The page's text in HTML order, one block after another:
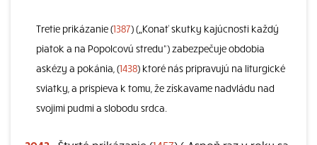
Tretie prikázanie (1387) („Konať skutky kajúcnosti každý
piatok a na Popolcovú stredu“) zabezpečuje obdobia
askézy a pokánia, (1438) ktoré nás pripravujú na liturgické
sviatky, a prispieva k tomu, že získavame nadvládu nad
svojimi pudmi a slobodu srdca.